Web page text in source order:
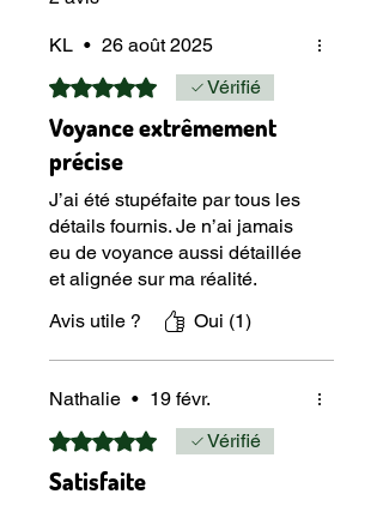
KL • 26 août 2025
Noté 5 sur 5. Vérifié
Voyance extrêmement
précise
J’ai été stupéfaite par tous les
détails fournis. Je n’ai jamais
eu de voyance aussi détaillée
et alignée sur ma réalité.
Avis utile ?
Oui (1)
Nathalie • 19 févr.
Noté 5 sur 5. Vérifié
Satisfaite